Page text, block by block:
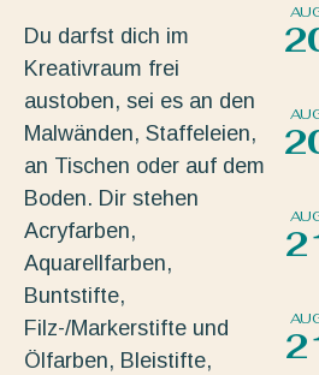
Du darfst dich im
Kreativraum frei
austoben, sei es an den
Malwänden, Staffeleien,
an Tischen oder auf dem
Boden. Dir stehen
Acryfarben,
Aquarellfarben,
Buntstifte,
Filz-/Markerstifte und
Ölfarben, Bleistifte,